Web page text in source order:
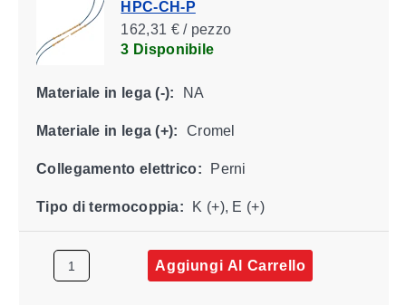
HPC-CH-P
162,31 € / pezzo
3 Disponibile
Materiale in lega (-): NA
Materiale in lega (+): Cromel
Collegamento elettrico: Perni
Tipo di termocoppia: K (+), E (+)
Aggiungi Al Carrello